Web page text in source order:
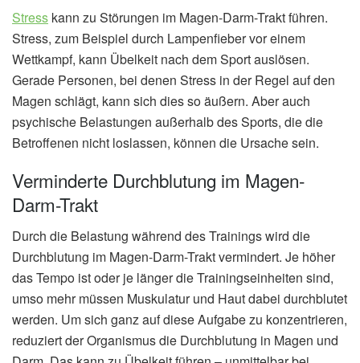
Stress kann zu Störungen im Magen-Darm-Trakt führen.
Stress, zum Beispiel durch Lampenfieber vor einem
Wettkampf, kann Übelkeit nach dem Sport auslösen.
Gerade Personen, bei denen Stress in der Regel auf den
Magen schlägt, kann sich dies so äußern. Aber auch
psychische Belastungen außerhalb des Sports, die die
Betroffenen nicht loslassen, können die Ursache sein.
Verminderte Durchblutung im Magen-
Darm-Trakt
Durch die Belastung während des Trainings wird die
Durchblutung im Magen-Darm-Trakt vermindert. Je höher
das Tempo ist oder je länger die Trainingseinheiten sind,
umso mehr müssen Muskulatur und Haut dabei durchblutet
werden. Um sich ganz auf diese Aufgabe zu konzentrieren,
reduziert der Organismus die Durchblutung in Magen und